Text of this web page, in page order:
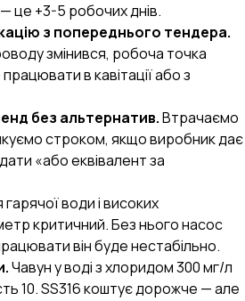
це +3-5 робочих днів.
з попереднього тендера.
змінився, робоча точка
в кавітації або з
без альтернатив.Втрачаємо
строком, якщо виробник дає
«або еквівалент за
води і високих
критичний. Без нього насос
він буде нестабільно.
Чавун у воді з хлоридом 300 мг/л
10. SS316 коштує дорожче — але
тендери, ВЕД
ОЧИСТИТИ ×